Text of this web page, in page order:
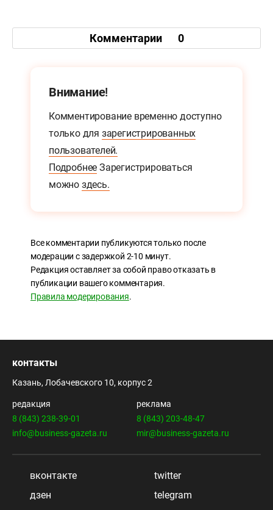
Комментарии 0
Внимание!
Комментирование временно доступно
только для зарегистрированных
пользователей.
Подробнее Зарегистрироваться
можно здесь.
Все комментарии публикуются только после
модерации с задержкой 2-10 минут.
Редакция оставляет за собой право отказать в
публикации вашего комментария.
Правила модерирования.
контакты
Казань, Лобачевского 10, корпус 2
редакция
8 (843) 238-39-01
info@business-gazeta.ru
реклама
8 (843) 203-48-47
mir@business-gazeta.ru
вконтакте
twitter
дзен
telegram